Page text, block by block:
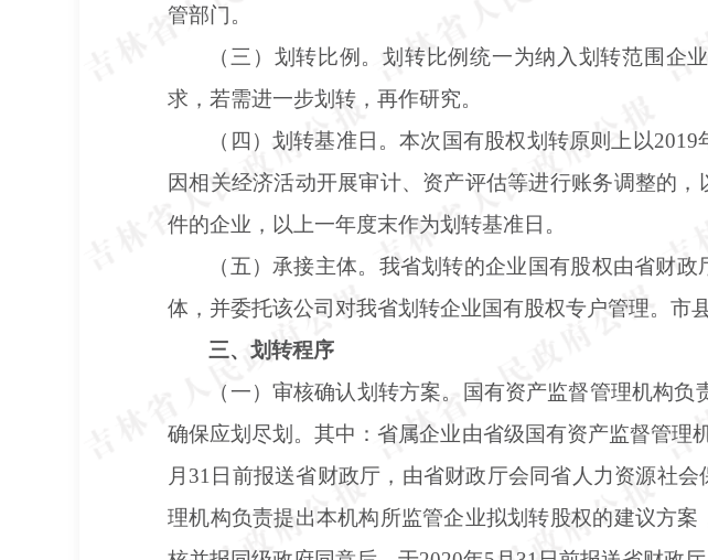
管部门。
（三）划转比例。划转比例统一为纳入划转范围企
求，若需进一步划转，再作研究。
（四）划转基准日。本次国有股权划转原则上以2019
因相关经济活动开展审计、资产评估等进行账务调整的
件的企业，以上一年度末作为划转基准日。
（五）承接主体。我省划转的企业国有股权由省财
体，并委托该公司对我省划转企业国有股权专户管理。市
三、划转程序
（一）审核确认划转方案。国有资产监督管理机构
确保应划尽划。其中：省属企业由省级国有资产监督管理
月31日前报送省财政厅，由省财政厅会同省人力资源社
理机构负责提出本机构所监管企业拟划转股权的建议方